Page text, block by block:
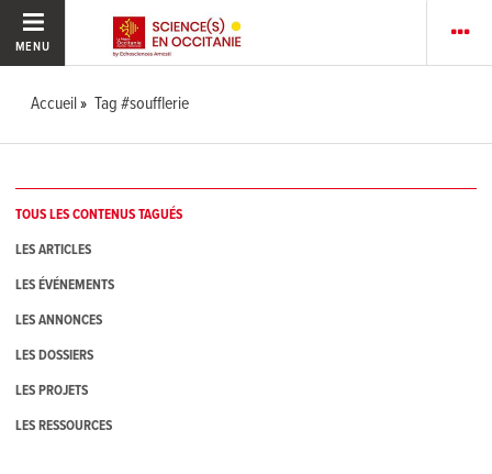
MENU
Accueil Tag #soufflerie
TOUS LES CONTENUS TAGUÉS
LES ARTICLES
LES ÉVÉNEMENTS
LES ANNONCES
LES DOSSIERS
LES PROJETS
LES RESSOURCES